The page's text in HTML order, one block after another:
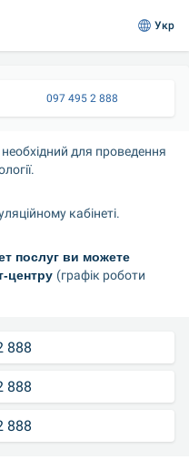
Укр
097 495 2 888
для проведення
кабінеті.
послуг ви можете
центру (графік роботи
888
888
888